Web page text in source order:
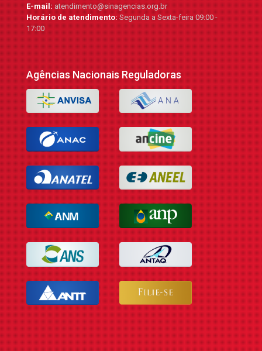
E-mail:atendimento@sinagencias.org.br
Horário de atendimento:Segunda a Sexta-feira 09:00 -
17:00
Agências Nacionais Reguladoras